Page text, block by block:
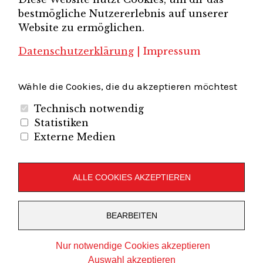
Brandenburg-Berlin e.V.
Unternehmerverband Sachsen e.V. Unternehmervereinigung Uckermark
Unternehmervereinigung Uckermark e.V.
Wirtschaftshof Spandau e.V. Volkswirtschaftlicher Dialog
Unternehmerverband Brandenburg-Berlin e.V.
Folgen Sie uns auf
LinkedInInstagram
Slideshare
Youtube
Stolz präsentiert vonWordPress
Theme: Zuki von
Elmastudio
bestmögliche Nutzererlebnis auf unserer
Website zu ermöglichen.
Datenschutzerklärung
Impressum
Wähle die Cookies, die du akzeptieren möchtest
Technisch notwendig
Statistiken
Externe Medien
ALLE COOKIES AKZEPTIEREN
BEARBEITEN
Nur notwendige Cookies akzeptieren
Auswahl akzeptieren